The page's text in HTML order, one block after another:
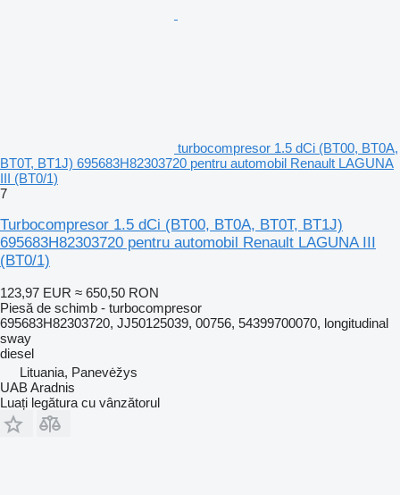
turbocompresor 1.5 dCi (BT00, BT0A,
BT0T, BT1J) 695683H82303720 pentru automobil Renault LAGUNA
III (BT0/1)
7
Turbocompresor 1.5 dCi (BT00, BT0A, BT0T, BT1J)
695683H82303720 pentru automobil Renault LAGUNA III
(BT0/1)
123,97 EUR ≈ 650,50 RON
Piesă de schimb - turbocompresor
695683H82303720, JJ50125039, 00756, 54399700070, longitudinal
sway
diesel
Lituania, Panevėžys
UAB Aradnis
Luați legătura cu vânzătorul